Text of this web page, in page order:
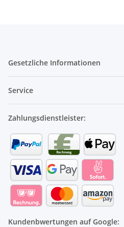
Gesetzliche Informationen
Service
Zahlungsdienstleister:
Kundenbwertungen auf Google: